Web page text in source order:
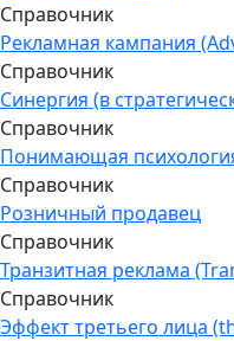
Справочник
Рекламная кампания
Справочник
Синергия (в
Справочник
Понимающая
Справочник
Розничный продавец
Справочник
Транзитная реклама
Справочник
Эффект третьего лица